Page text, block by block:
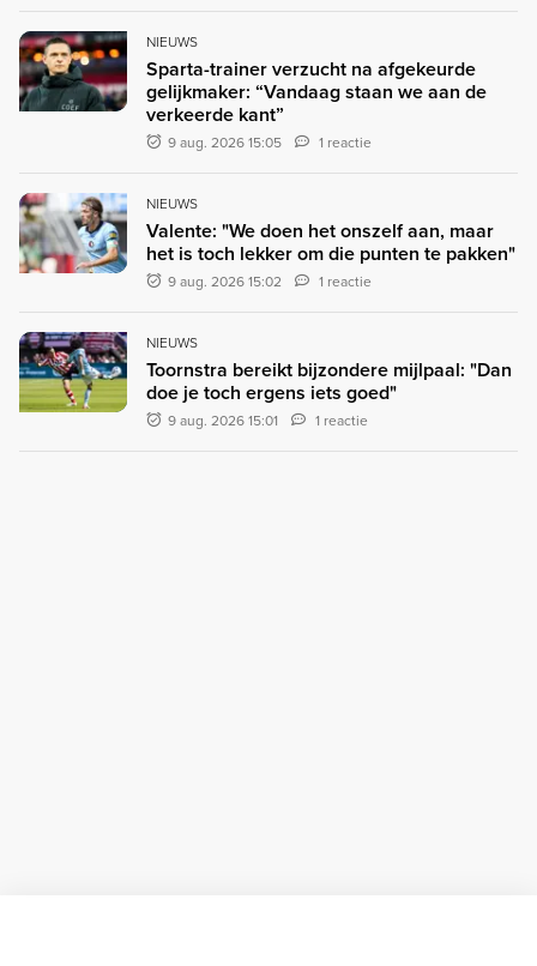
NIEUWS
Sparta-trainer verzucht na afgekeurde
gelijkmaker: “Vandaag staan we aan de
verkeerde kant”
9 aug. 2026 15:05 1 reactie
NIEUWS
Valente: "We doen het onszelf aan, maar
het is toch lekker om die punten te pakken"
9 aug. 2026 15:02 1 reactie
NIEUWS
Toornstra bereikt bijzondere mijlpaal: "Dan
doe je toch ergens iets goed"
9 aug. 2026 15:01 1 reactie